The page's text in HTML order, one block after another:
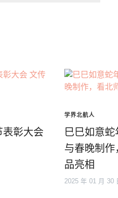
表彰大会
学界北航人
巳巳如意
与春晚制
品亮相
2025 年 01 月 30